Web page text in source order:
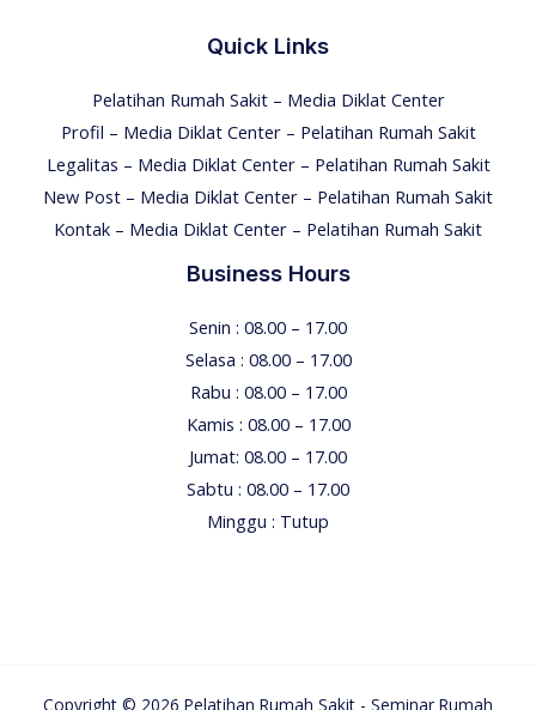
Quick Links
Pelatihan Rumah Sakit – Media Diklat Center
Profil – Media Diklat Center – Pelatihan Rumah Sakit
Legalitas – Media Diklat Center – Pelatihan Rumah Sakit
New Post – Media Diklat Center – Pelatihan Rumah Sakit
Kontak – Media Diklat Center – Pelatihan Rumah Sakit
Business Hours
Senin : 08.00 – 17.00
Selasa : 08.00 – 17.00
Rabu : 08.00 – 17.00
Kamis : 08.00 – 17.00
Jumat: 08.00 – 17.00
Sabtu : 08.00 – 17.00
Minggu : Tutup
Copyright © 2026 Pelatihan Rumah Sakit - Seminar Rumah